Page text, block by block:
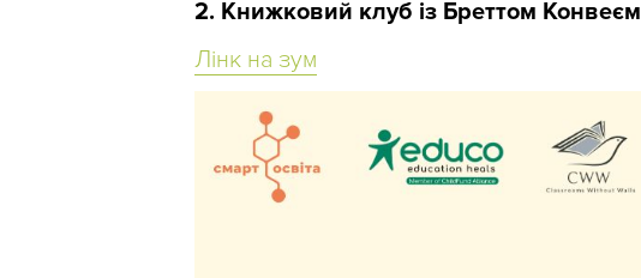
2. Книжковий клуб із Бреттом Конвеєм
Лінк на зум